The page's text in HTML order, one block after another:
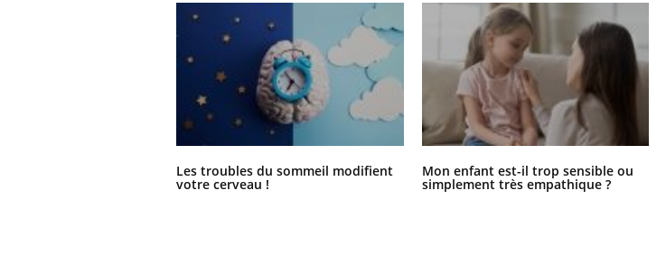
Les troubles du sommeil modifient
votre cerveau !
Mon enfant est-il trop sensible ou
simplement très empathique ?